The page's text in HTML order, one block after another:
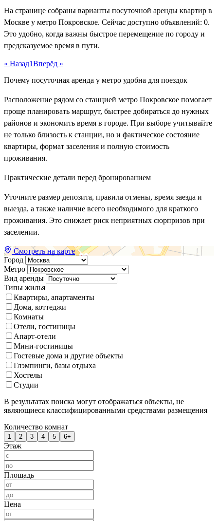
На странице собраны варианты посуточной аренды квартир в
Москве у метро Покровское. Сейчас доступно объявлений: 0.
Это удобно, когда важны быстрое перемещение по городу и
предсказуемое время в пути.
« Назад1Вперёд »
Почему посуточная аренда у метро удобна для поездок
Расположение рядом со станцией метро Покровское помогает
проще планировать маршрут, быстрее добираться до нужных
районов и экономить время в городе. При выборе учитывайте
не только близость к станции, но и фактическое состояние
квартиры, формат заселения и полную стоимость
проживания.
Практические детали перед бронированием
Уточните размер депозита, правила отмены, время заезда и
выезда, а также наличие всего необходимого для краткого
проживания. Это снижает риск неприятных сюрпризов при
заселении.
Смотреть на карте
Город
Метро
Вид аренды
Типы жилья
Квартиры, апартаменты
Дома, коттеджи
Комнаты
Отели, гостиницы
Апарт-отели
Мини-гостиницы
Гостевые дома и другие объекты
Глэмпинги, базы отдыха
Хостелы
Студии
В результатах поиска могут отображаться объекты, не
являющиеся классифицированными средствами размещения
Количество комнат
1 2 3 4 5 6+
Этаж
Площадь
Цена